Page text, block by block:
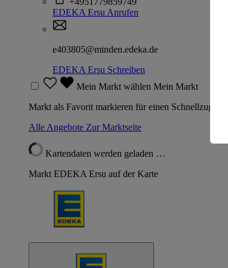
EDEKA Ersu Anrufen
e403805@minden.edeka.de
EDEKA Ersu Schreiben
Mein Markt wählen Mein Markt
Markt als Favorit markieren für einen Schnellzugriff
Alle Angebote Zur Marktseite
Kartendaten werden geladen …
Markt EDEKA Ersu auf der Karte